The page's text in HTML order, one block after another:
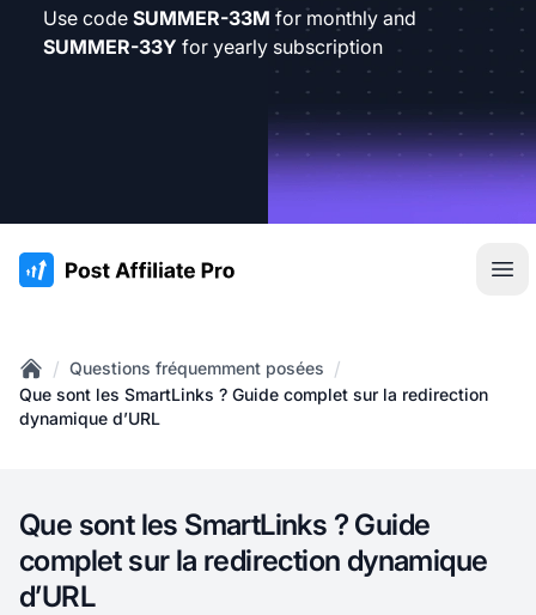
Use code SUMMER-33M for monthly and
SUMMER-33Y for yearly subscription
:site.title
Home
/ Questions fréquemment posées /
Que sont les SmartLinks ? Guide complet sur la redirection
dynamique d’URL
Que sont les SmartLinks ? Guide
complet sur la redirection dynamique
d’URL